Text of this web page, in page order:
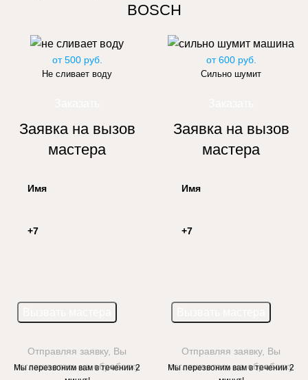
BOSCH
от 500 руб.
Не сливает воду
Заявка на вызов
мастера
Отправляя заявку, Вы
соглашаетесь на обработку
Мы перезвоним вам в течении 2
от 600 руб.
Сильно шумит
Заявка на вызов
мастера
Отправляя заявку, Вы
соглашаетесь на обработку
Мы перезвоним вам в течении 2